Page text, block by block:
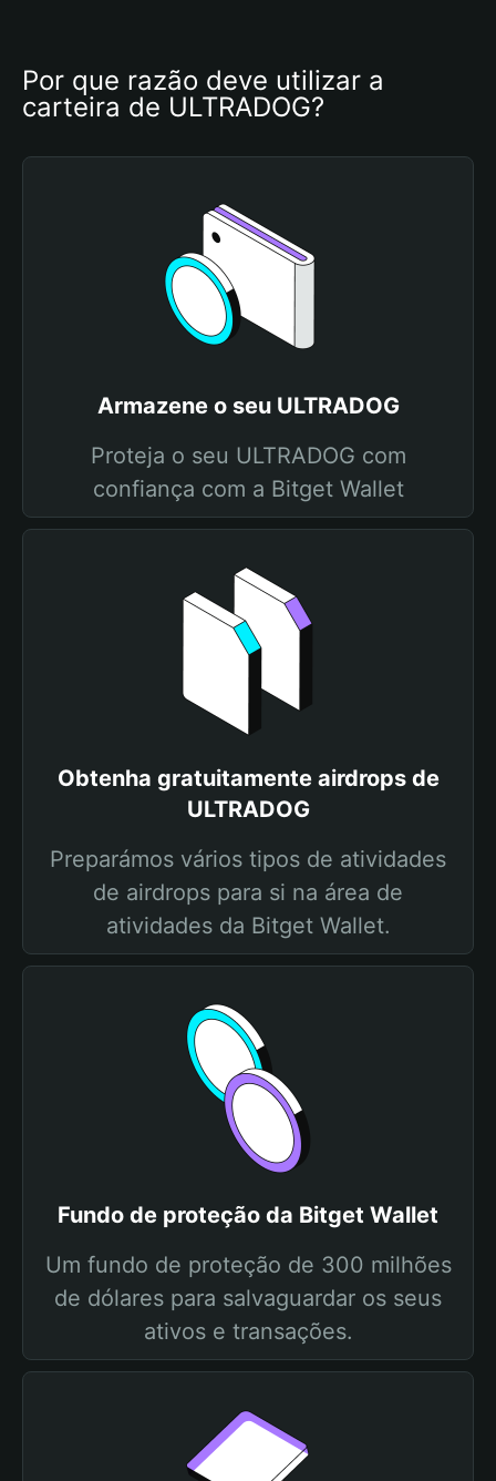
Por que razão deve utilizar a
carteira de ULTRADOG?
Armazene o seu ULTRADOG
Proteja o seu ULTRADOG com
confiança com a Bitget Wallet
Obtenha gratuitamente airdrops de
ULTRADOG
Preparámos vários tipos de atividades
de airdrops para si na área de
atividades da Bitget Wallet.
Fundo de proteção da Bitget Wallet
Um fundo de proteção de 300 milhões
de dólares para salvaguardar os seus
ativos e transações.